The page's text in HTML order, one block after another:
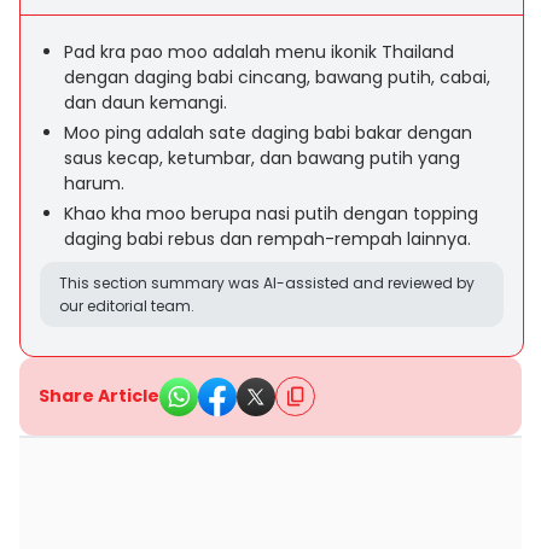
Pad kra pao moo adalah menu ikonik Thailand
dengan daging babi cincang, bawang putih, cabai,
dan daun kemangi.
Moo ping adalah sate daging babi bakar dengan
saus kecap, ketumbar, dan bawang putih yang
harum.
Khao kha moo berupa nasi putih dengan topping
daging babi rebus dan rempah-rempah lainnya.
This section summary was AI-assisted and reviewed by
our editorial team.
Share Article